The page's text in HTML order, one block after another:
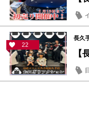
22
長久
【